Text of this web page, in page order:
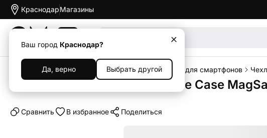
Краснодар
Ваш город Краснодар?
Да, верно Выбрать другой
Магазины
Каталог Аксессуары Чехлы Чехлы для смартфонов
Клип-кейс (накладка) Silicone Case
Cравнить В избранное Поделиться